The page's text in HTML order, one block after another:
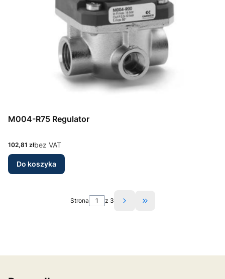
M004-R75 Regulator
Cena
102,81 złbez VAT
Do koszyka
Strona z 3 Przejdź do ostatniej